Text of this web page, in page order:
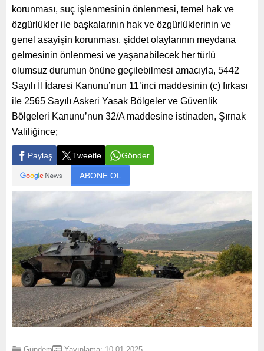
korunması, suç işlenmesinin önlenmesi, temel hak ve
özgürlükler ile başkalarının hak ve özgürlüklerinin ve
genel asayişin korunması, şiddet olaylarının meydana
gelmesinin önlenmesi ve yaşanabilecek her türlü
olumsuz durumun önüne geçilebilmesi amacıyla, 5442
Sayılı İl İdaresi Kanunu’nun 11’inci maddesinin (c) fırkası
ile 2565 Sayılı Askeri Yasak Bölgeler ve Güvenlik
Bölgeleri Kanunu’nun 32/A maddesine istinaden, Şırnak
Valiliğince;
Paylaş Tweetle Gönder
ABONE OL